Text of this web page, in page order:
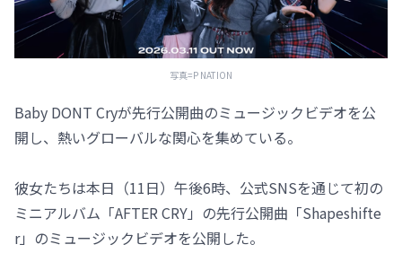
写真=P NATION
Baby DONT Cryが先行公開曲のミュージックビデオを公
開し、熱いグローバルな関心を集めている。
彼女たちは本日（11日）午後6時、公式SNSを通じて初の
ミニアルバム「AFTER CRY」の先行公開曲「Shapeshifte
r」のミュージックビデオを公開した。